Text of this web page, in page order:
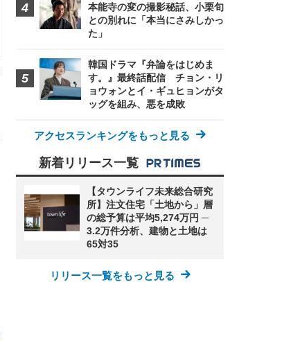
本能寺の変の撮影秘話、小栗旬
との別れに「本当にさみしかっ
た」
韓国ドラマ『弁論をはじめま
す。』最終話配信 チョン・リ
ョウォンとイ・ギュヒョンがタ
ッグを組み、悪を成敗
アクセスランキングをもっと見る
新着リリース一覧
【タウンライフ未来総合研究
所】注文住宅「土地から」層
の総予算は平均5,274万円 ─
3.2万件分析、建物と土地は
65対35
リリース一覧をもっと見る